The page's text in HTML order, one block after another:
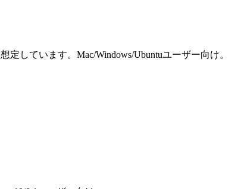
しています。Mac/Windows/Ubuntuユーザー向け。